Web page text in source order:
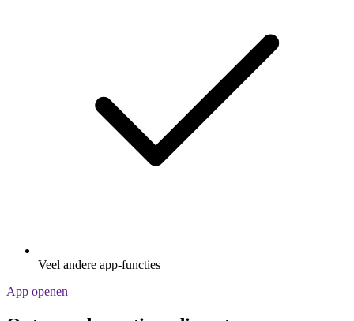
Veel andere app-functies
App openen